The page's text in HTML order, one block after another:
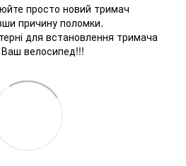
просто новий тримач
причину поломки.
для встановлення тримача
велосипед!!!